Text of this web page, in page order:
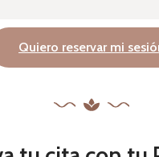
Quiero reservar mi